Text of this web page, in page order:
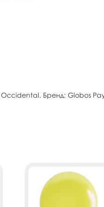
Бренд: Globos